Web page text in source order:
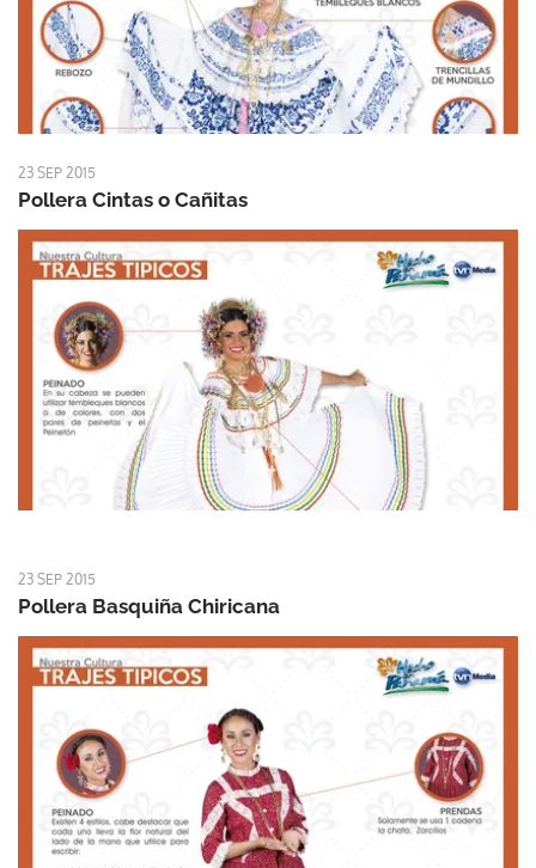
23 SEP 2015
Pollera Cintas o Cañitas
23 SEP 2015
Pollera Basquiña Chiricana